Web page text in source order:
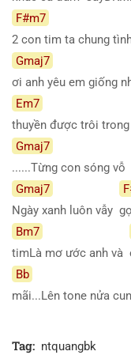
F#m7
2 con tim ta chung
Gmaj7
ơi anh yêu em giống
Em7
thuyền được trôi trong
Gmaj7
......Từng con sóng vỗ
Gmaj7
Ngày xanh luôn vẫy
Bm7
timLà mơ ước anh và
Bb
mãi...Lên tone nửa
Tag: ntquangbk